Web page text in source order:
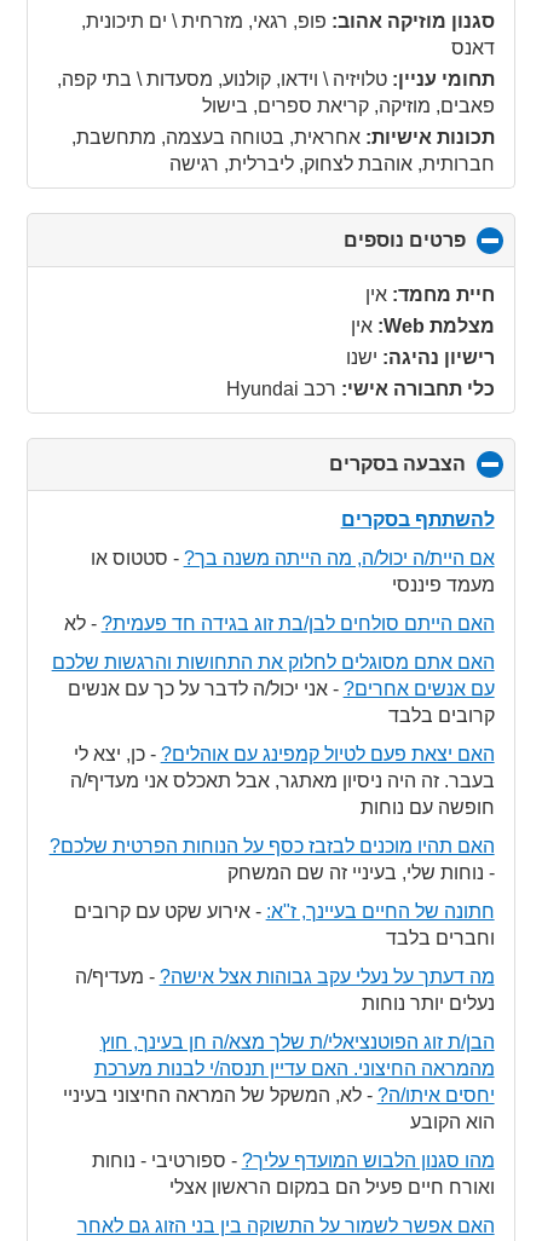
collapse
סגנון מוזיקה אהוב: פופ, רגאי, מזרחית \ ים תיכונית,
דאנס
תחומי עניין: טלויזיה \ וידאו, קולנוע, מסעדות \ בתי קפה,
פאבים, מוזיקה, קריאת ספרים, בישול
תכונות אישיות: אחראית, בטוחה בעצמה, מתחשבת,
חברותית, אוהבת לצחוק, ליברלית, רגישה
פרטים נוספים
to
חיית מחמד: אין
מצלמת Web:
אין
רישיון נהיגה: ישנו
כלי תחבורה אישי: רכב Hyundai
הצבעה בסקרים
to
להשתתף בסקרים
אם היית/ה יכול/ה, מה הייתה משנה בך? - סטטוס או
מעמד פיננסי
האם הייתם סולחים לבן/בת זוג בגידה חד פעמית? -לא
האם אתם מסוגלים לחלוק את התחושות והרגשות שלכם
עם אנשים אחרים? -אני יכול/ה לדבר על כך עם אנשים
קרובים בלבד
האם יצאת פעם לטיול קמפינג עם אוהלים? -כן, יצא לי
בעבר. זה היה ניסיון מאתגר, אבל תאכלס אני מעדיף/ה
חופשה עם נוחות
האם תהיו מוכנים לבזבז כסף על הנוחות הפרטית שלכם?
- נוחות שלי, בעיניי זה שם המשחק
חתונה של החיים בעיינך, ז"א: -אירוע שקט עם קרובים
וחברים בלבד
מה דעתך על נעלי עקב גבוהות אצל אישה? - מעדיף/ה
נעלים יותר נוחות
הבן/ת זוג הפוטנציאלי/ת שלך מצא/ה חן בעינך, חוץ
מהמראה החיצוני. האם עדיין תנסה/י לבנות מערכת
יחסים איתו/ה? -לא, המשקל של המראה החיצוני בעיניי
הוא הקובע
מהו סגנון הלבוש המועדף עליך? - ספורטיבי - נוחות
ואורח חיים פעיל הם במקום הראשון אצלי
האם אפשר לשמור על התשוקה בין בני הזוג גם לאחר